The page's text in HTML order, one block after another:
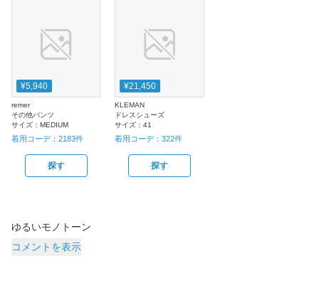
¥5,940
remer
その他パンツ
サイズ： MEDIUM
着用コーデ： 2183件
探す
¥21,450
KLEMAN
ドレスシューズ
サイズ：41
着用コーデ：322件
探す
ゆるいモノトーン
コメントを表示